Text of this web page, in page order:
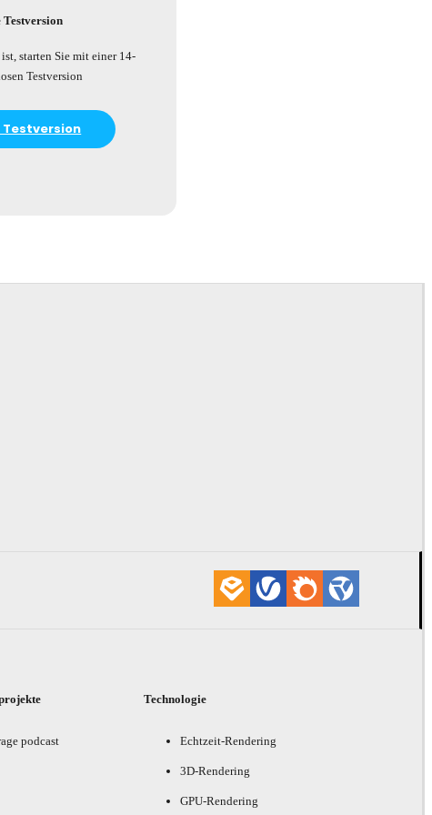
Testversion
starten Sie mit einer 14-
Testversion
Testversion
podcast
Technologie
Echtzeit-Rendering
3D-Rendering
GPU-Rendering